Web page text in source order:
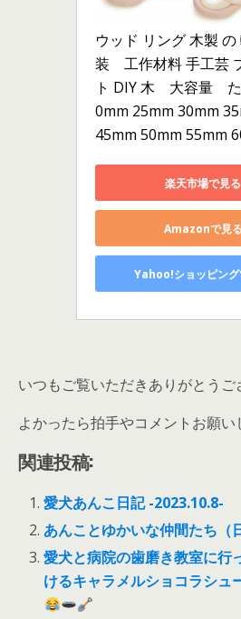
ウッド リング 木製
装　工作材料 手工芸
ト DIY 木　大容量　
0mm 25mm 30mm
45mm 50mm 55mm
楽天市場で見る
Amazonで見る
Yahoo!ショッピング
いつもご覧いただきありがとう
よかったら拍手やコメントお願い
関連投稿:
愛犬あんこ日記 -2023.10.8-
あんことゆかいな仲間たち（
愛犬と病院の歯磨き教室に行
けるキャラメルショコラシュ